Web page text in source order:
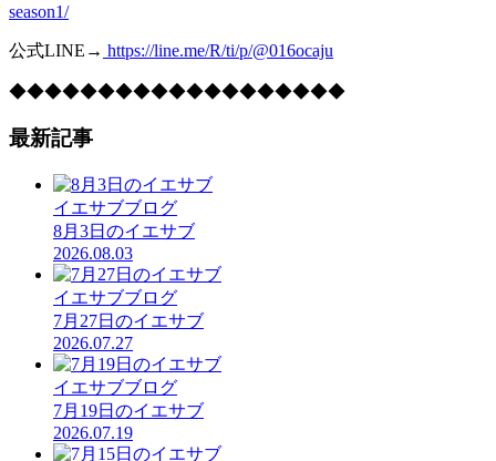
season1/
公式LINE→ https://line.me/R/ti/p/@016ocaju
◆◆◆◆◆◆◆◆◆◆◆◆◆◆◆◆◆◆◆
最新記事
イエサブブログ
8月3日のイエサブ
2026.08.03
イエサブブログ
7月27日のイエサブ
2026.07.27
イエサブブログ
7月19日のイエサブ
2026.07.19